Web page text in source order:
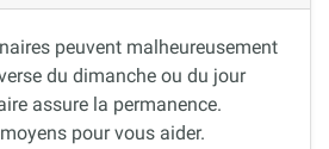
peuvent malheureusement
du dimanche ou du jour
assure la permanence.
pour vous aider.